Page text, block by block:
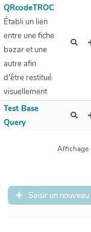
QRcodeTROC
Établi un lien
entre une fiche
bazar et une
autre afin
d'être restitué
visuellement
Test Base
Query
Affichage
Saisir un